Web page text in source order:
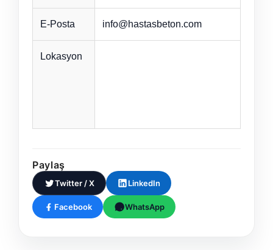
E-Posta info@hastasbeton.com
Lokasyon
Paylaş
Twitter / X LinkedIn
Facebook WhatsApp